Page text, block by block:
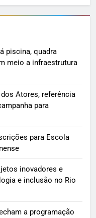
piscina, quadra
meio a infraestrutura
Atores, referência
para
para Escola
inovadores e
e inclusão no Rio
a programação